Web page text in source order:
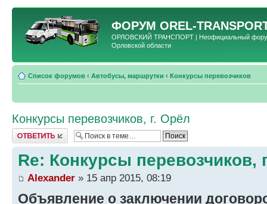
ФОРУМ OREL-
ОРЛОВСКИЙ ТРАНСПОРТ | Неофициальный форум
Орловской области
Список форумов ‹ Автобусы, маршрутки ‹ Конкурсы перевозчиков
Конкурсы перевозчиков, г. Орёл
Ответить
Re: Конкурсы перевозчиков,
Alexander » 15 апр 2015, 08:19
Объявление о заключении